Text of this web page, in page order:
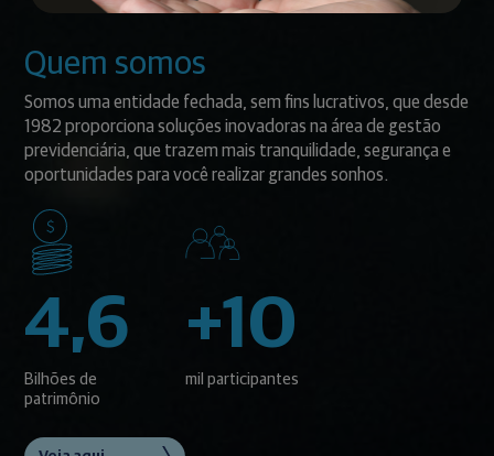
Quem somos
Somos uma entidade fechada, sem fins lucrativos, que desde
1982 proporciona soluções inovadoras na área de gestão
previdenciária, que trazem mais tranquilidade, segurança e
oportunidades para você realizar grandes sonhos.
4,6
Bilhões de
patrimônio
+10
mil participantes